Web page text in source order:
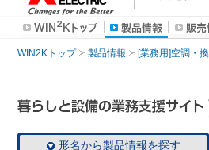
WIN2Kトップ 製品情報 [業務用]空調・
形名から製品情報を探す